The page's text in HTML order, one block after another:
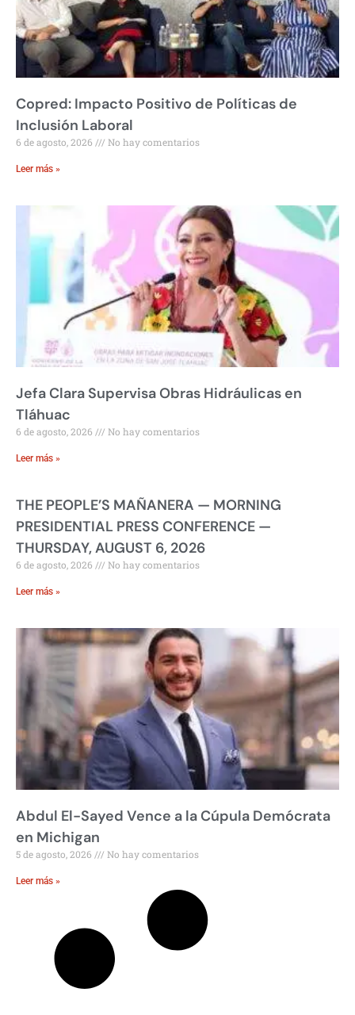
Copred: Impacto Positivo de Políticas de
Inclusión Laboral
6 de agosto, 2026 No hay comentarios
Leer más »
Jefa Clara Supervisa Obras Hidráulicas en
Tláhuac
6 de agosto, 2026 No hay comentarios
Leer más »
THE PEOPLE’S MAÑANERA — MORNING
PRESIDENTIAL PRESS CONFERENCE —
THURSDAY, AUGUST 6, 2026
6 de agosto, 2026 No hay comentarios
Leer más »
Abdul El-Sayed Vence a la Cúpula Demócrata
en Michigan
5 de agosto, 2026 No hay comentarios
Leer más »